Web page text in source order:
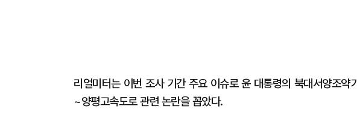
리얼미터는 이번 조사 기간 주요 이슈로 윤 대통령의 북대서양조
~양평고속도로 관련 논란을 꼽았다.